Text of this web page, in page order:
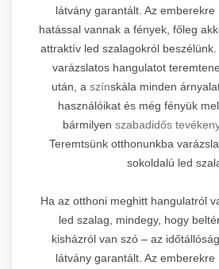
látvány garantált. Az
hatással vannak a fények, főleg
attraktív led szalagokról
varázslatos hangulatot
után, a színskála minden
használóikat és még fényük
bármilyen szabadidős
Teremtsünk otthonunkba
sokoldalú led
Ha az otthoni meghitt hangulatról
led szalag, mindegy, hogy
kisházról van szó – az
látvány garantált. Az